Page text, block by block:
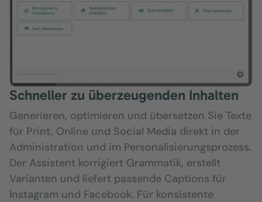
Schneller zu überzeugenden Inhalten
Generieren, optimieren und übersetzen Sie Texte
für Print, Online und Social Media direkt in der
Administration und im Personalisierungsprozess.
Der Assistent korrigiert Grammatik, erstellt
Varianten und liefert passende Captions für
Instagram und Facebook. Für konsistente